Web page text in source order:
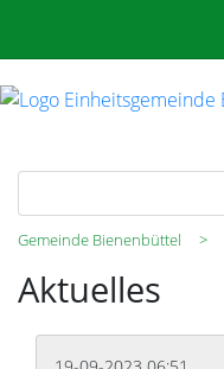
Gemeinde Bienenbüttel
Aktuelles